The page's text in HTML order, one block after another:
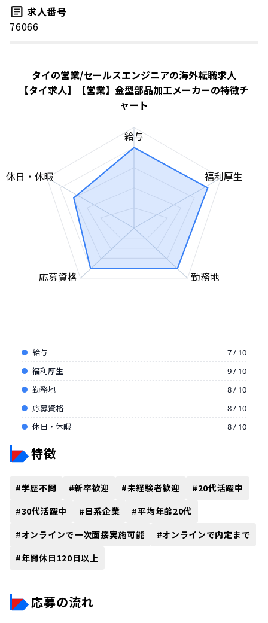
求人番号
76066
タイの営業/セールスエンジニアの海外転職求人
【タイ求人】【営業】金型部品加工メーカーの特徴チ
ャート
給与
福利厚生
勤務地
応募資格
休日・休暇
給与
7 / 10
福利厚生
9 / 10
勤務地
8 / 10
応募資格
8 / 10
休日・休暇
8 / 10
特徴
#学歴不問 #新卒歓迎 #未経験者歓迎 #20代活躍中
#30代活躍中 # 日系企業 #平均年齢20代
#オンラインで一次面接実施可能 #オンラインで内定まで
#年間休日120日以上
応募の流れ